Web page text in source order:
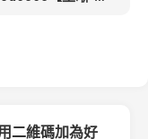
二維碼加為好